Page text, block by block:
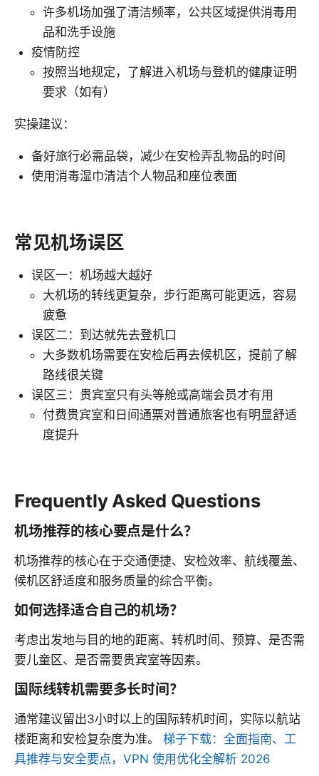
许多机场加强了清洁频率，公共区域提供消毒用
品和洗手设施
疫情防控
按照当地规定，了解进入机场与登机的健康证明
要求（如有）
实操建议：
备好旅行必需品袋，减少在安检弄乱物品的时间
使用消毒湿巾清洁个人物品和座位表面
常见机场误区
误区一：机场越大越好
大机场的转线更复杂，步行距离可能更远，容易
疲惫
误区二：到达就先去登机口
大多数机场需要在安检后再去候机区，提前了解
路线很关键
误区三：贵宾室只有头等舱或高端会员才有用
付费贵宾室和日间通票对普通旅客也有明显舒适
度提升
Frequently Asked Questions
机场推荐的核心要点是什么？
机场推荐的核心在于交通便捷、安检效率、航线覆盖、
候机区舒适度和服务质量的综合平衡。
如何选择适合自己的机场？
考虑出发地与目的地的距离、转机时间、预算、是否需
要儿童区、是否需要贵宾室等因素。
国际线转机需要多长时间？
通常建议留出3小时以上的国际转机时间，实际以航站
楼距离和安检复杂度为准。 梯子下载：全面指南、工
具推荐与安全要点，VPN 使用优化全解析 2026